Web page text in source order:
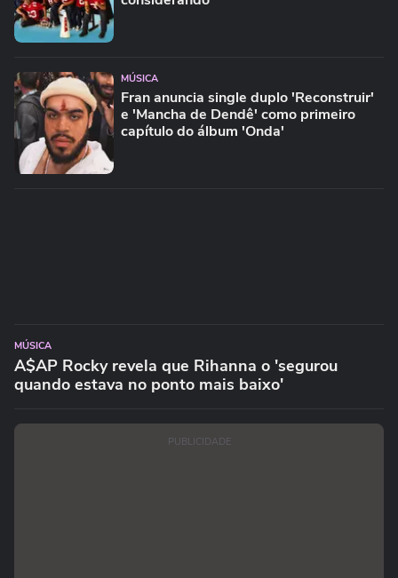
MÚSICA
Fran anuncia single duplo 'Reconstruir'
e 'Mancha de Dendê' como primeiro
capítulo do álbum 'Onda'
MÚSICA
A$AP Rocky revela que Rihanna o 'segurou
quando estava no ponto mais baixo'
PUBLICIDADE